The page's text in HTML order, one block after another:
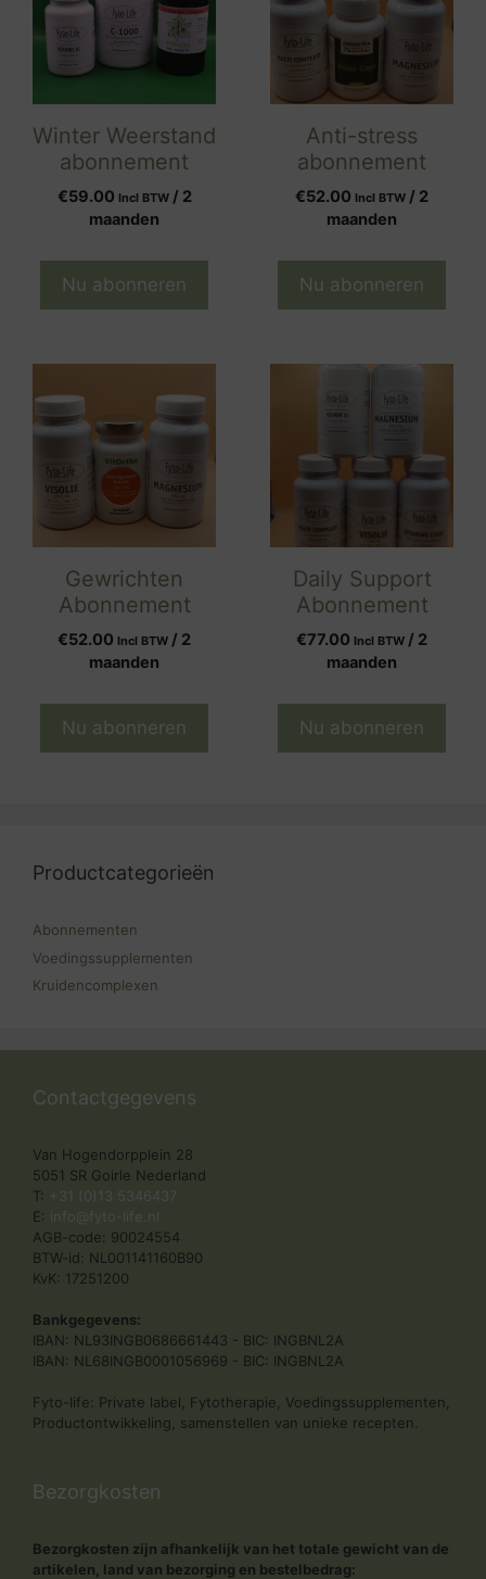
Winter Weerstand
abonnement
€59.00 Incl BTW/ 2
maanden
Nu abonneren
Anti-stress
abonnement
€52.00 Incl BTW / 2
maanden
Nu abonneren
Gewrichten
Abonnement
€52.00 Incl BTW / 2
maanden
Nu abonneren
Daily Support
Abonnement
€77.00 Incl BTW / 2
maanden
Nu abonneren
Productcategorieën
Abonnementen
Voedingssupplementen
Kruidencomplexen
Contactgegevens
Van Hogendorpplein 28
5051 SR Goirle Nederland
T: +31 (0)13 5346437
E: info@fyto-life.nl
AGB-code: 90024554
BTW-id: NL001141160B90
KvK: 17251200
Bankgegevens:
IBAN: NL93INGB0686661443 - BIC: INGBNL2A
IBAN: NL68INGB0001056969 - BIC: INGBNL2A
Fyto-life: Private label, Fytotherapie, Voedingssupplementen,
Productontwikkeling, samenstellen van unieke recepten.
Bezorgkosten
Bezorgkosten zijn afhankelijk van het totale gewicht van de
artikelen, land van bezorging en bestelbedrag: